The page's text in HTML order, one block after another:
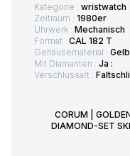
Kategorie : wristwatch
Zeitraum : 1980er
Uhrwerk : Mechanisch
Format : CAL 182 T
Gehäusematerial :
Mit Diamanten : Ja :
Verschlussart :
CORUM |
DIAMOND-SET